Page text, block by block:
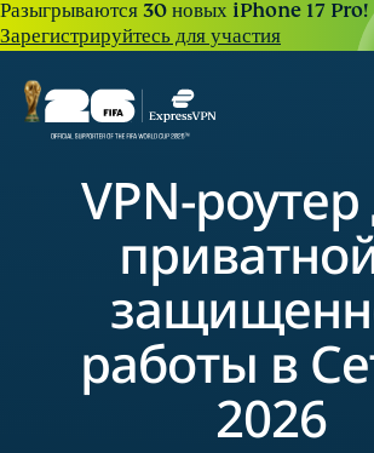
Разыгрываются 30 новых iPhone 17 Pro!
Зарегистрируйтесь для участия
VPN-
работы в
2026